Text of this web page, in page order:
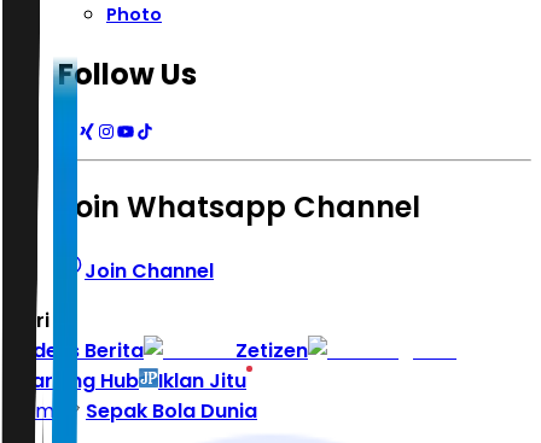
Photo
Follow Us
Join Whatsapp Channel
Join Channel
Hari ini
Indeks Berita
Zetizen
Learning Hub
Iklan Jitu
Home
Sepak Bola Dunia